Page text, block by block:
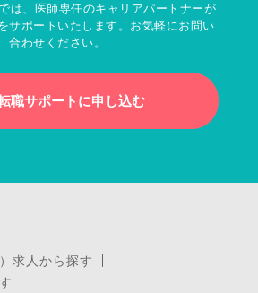
は、医師専任のキャリアパートナーが
サポートいたします。お気軽にお問い
合わせください。
職サポートに申し込む
求人から探す